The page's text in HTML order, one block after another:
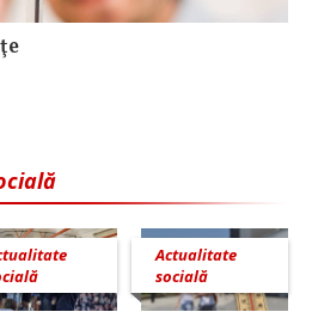
Actualitate
socială